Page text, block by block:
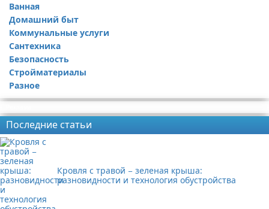
Ремонт квартиры
Ванная
Домашний быт
Коммунальные услуги
Сантехника
Безопасность
Стройматериалы
Разное
Последние статьи
Кровля с травой − зеленая крыша:
разновидности и технология обустройства